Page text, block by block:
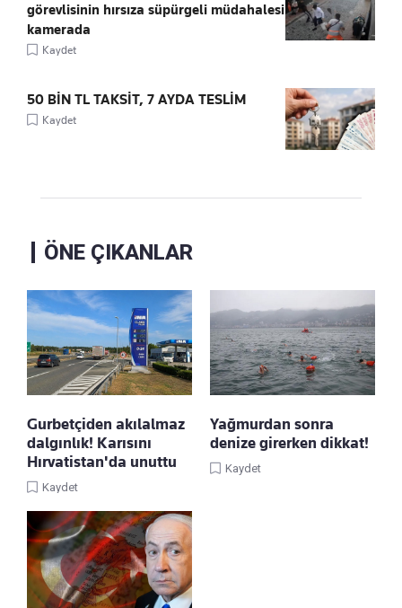
görevlisinin hırsıza süpürgeli müdahalesi
kamerada
Kaydet
50 BİN TL TAKSİT, 7 AYDA TESLİM
Kaydet
ÖNE ÇIKANLAR
Gurbetçiden akılalmaz
dalgınlık! Karısını
Hırvatistan'da unuttu
Kaydet
Yağmurdan sonra
denize girerken dikkat!
Kaydet